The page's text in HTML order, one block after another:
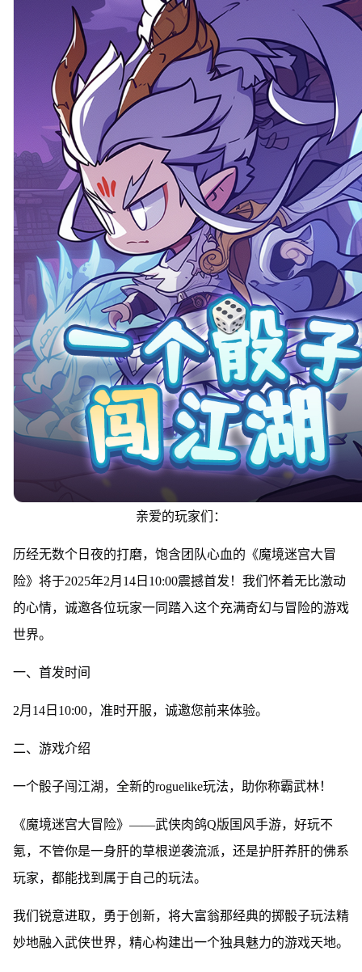
亲爱的玩家们：
历经无数个日夜的打磨，饱含团队心血的《魔境迷宫大冒
险》将于2025年2月14日10:00震撼首发！我们怀着无比激动
的心情，诚邀各位玩家一同踏入这个充满奇幻与冒险的游戏
世界。
一、首发时间
2月14日10:00，准时开服，诚邀您前来体验。
二、游戏介绍
一个骰子闯江湖，全新的roguelike玩法，助你称霸武林！
《魔境迷宫大冒险》——武侠肉鸽Q版国风手游，好玩不
氪，不管你是一身肝的草根逆袭流派，还是护肝养肝的佛系
玩家，都能找到属于自己的玩法。
我们锐意进取，勇于创新，将大富翁那经典的掷骰子玩法精
妙地融入武侠世界，精心构建出一个独具魅力的游戏天地。